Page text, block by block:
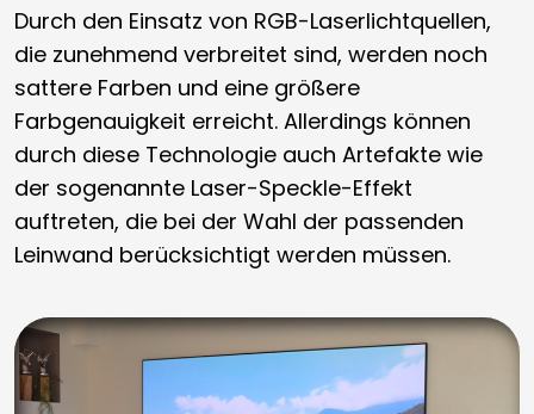
Durch den Einsatz von RGB-Laserlichtquellen,
die zunehmend verbreitet sind, werden noch
sattere Farben und eine größere
Farbgenauigkeit erreicht. Allerdings können
durch diese Technologie auch Artefakte wie
der sogenannte Laser-Speckle-Effekt
auftreten, die bei der Wahl der passenden
Leinwand berücksichtigt werden müssen.